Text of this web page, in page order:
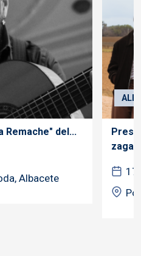
Remache" del...
Albacete